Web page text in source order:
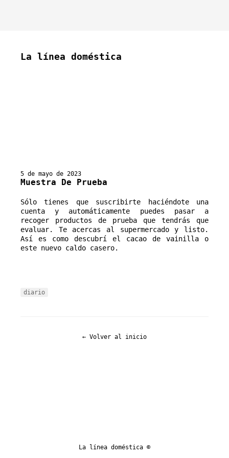
La línea doméstica
5 de mayo de 2023
Muestra De Prueba
Sólo tienes que suscribirte haciéndote una
cuenta y automáticamente puedes pasar a
recoger productos de prueba que tendrás que
evaluar. Te acercas al supermercado y listo.
Así es como descubrí el cacao de vainilla o
este nuevo caldo casero.
diario
← Volver al inicio
La línea doméstica ©